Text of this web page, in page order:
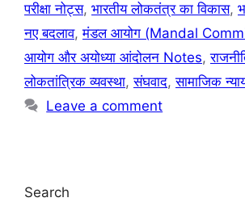
परीक्षा नोट्स, भारतीय लोकतंत्र का विकास,
नए बदलाव,मंडल आयोग (Mandal
आयोग और अयोध्या आंदोलन Notes,
लोकतांत्रिक व्यवस्था,संघवाद,सामाजिक
Leave a comment
Search